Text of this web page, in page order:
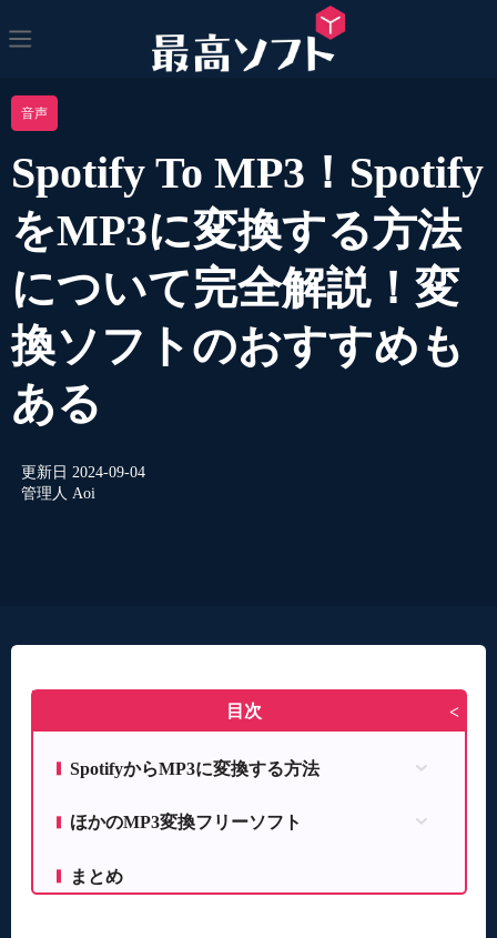
音声
Spotify To MP3！Spotify
をMP3に変換する方法
について完全解説！変
換ソフトのおすすめも
ある
更新日 2024-09-04
管理人 Aoi
目次 >
SpotifyからMP3に変換する方法
MusicFabを利用してSpotifyをMP3に変換
「MusicFab Spotify変換ソフト」ができること！
ほかのMP3変換フリーソフト
Spotify→mp3
まとめ